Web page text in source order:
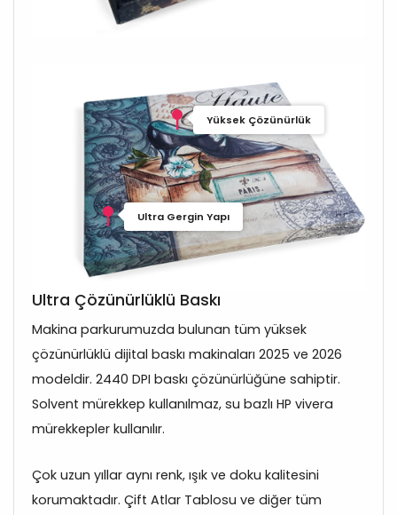
Yüksek Çözünürlük
Ultra Gergin Yapı
Ultra Çözünürlüklü Baskı
Makina parkurumuzda bulunan tüm yüksek
çözünürlüklü dijital baskı makinaları 2025 ve 2026
modeldir. 2440 DPI baskı çözünürlüğüne sahiptir.
Solvent mürekkep kullanılmaz, su bazlı HP vivera
mürekkepler kullanılır.
Çok uzun yıllar aynı renk, ışık ve doku kalitesini
korumaktadır. Çift Atlar Tablosu ve diğer tüm